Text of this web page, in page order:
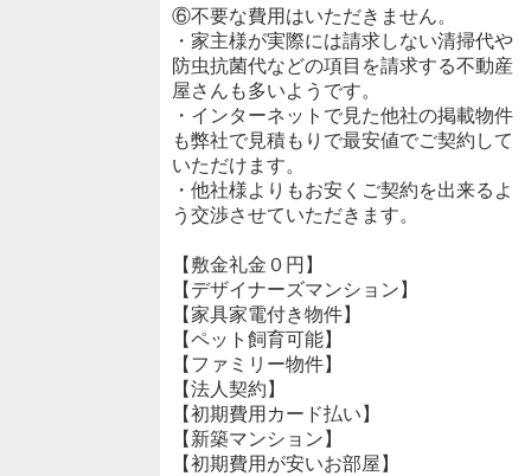
⑥不要な費用はいただきません。
・家主様が実際には請求しない清掃代や
防虫抗菌代などの項目を請求する不動産
屋さんも多いようです。
・インターネットで見た他社の掲載物件
も弊社で見積もりで最安値でご契約して
いただけます。
・他社様よりもお安くご契約を出来るよ
う交渉させていただきます。
【敷金礼金０円】
【デザイナーズマンション】
【家具家電付き物件】
【ペット飼育可能】
【ファミリー物件】
【法人契約】
【初期費用カード払い】
【新築マンション】
【初期費用が安いお部屋】